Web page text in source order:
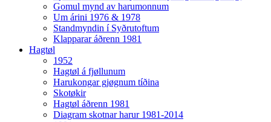
Gomul mynd av harumonnum
Um árini 1976 & 1978
Standmyndin í Syðrutoftum
Klapparar áðrenn 1981
Hagtøl
1952
Hagtøl á fjøllunum
Harukongar gjøgnum tíðina
Skotøkir
Hagtøl áðrenn 1981
Diagram skotnar harur 1981-2014